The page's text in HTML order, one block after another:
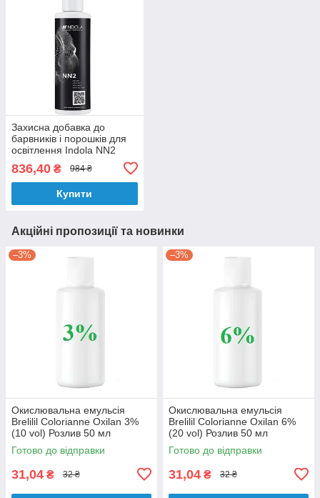
Захисна добавка до
барвників і порошків для
освітлення Indola NN2
Color Additive Skin Protecto
250 мл
836,40 ₴ 984 ₴
Купити
Акційні пропозиції та новинки
–3%
Окислювальна емульсія
Brelilil Colorianne Oxilan 3%
(10 vol) Розлив 50 мл
Готово до відправки
31,04 ₴ 32 ₴
–3%
Окислювальна емульсія
Brelilil Colorianne Oxilan 6%
(20 vol) Розлив 50 мл
Готово до відправки
31,04 ₴ 32 ₴